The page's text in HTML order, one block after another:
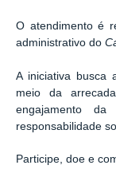
O atendimento é
administrativo do
A iniciativa busca
meio da
engajamento
responsabilidade
Participe, doe e